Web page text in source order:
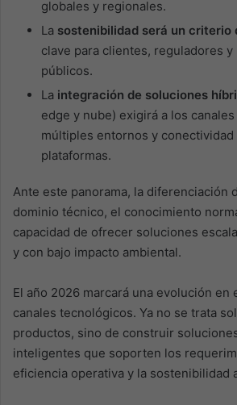
globales y regionales.
La sostenibilidad será un criterio
clave para clientes, reguladores
públicos.
La integración de soluciones
edge y nube) exigirá a los
múltiples entornos y conectividad
plataformas.
Ante este panorama, la diferenciación
dominio técnico, el conocimiento
capacidad de ofrecer soluciones
y con bajo impacto ambiental.
El año 2026 marcará una evolución en
canales tecnológicos. Ya no se trata
productos, sino de construir
inteligentes que soporten los
eficiencia operativa y la sostenibilidad